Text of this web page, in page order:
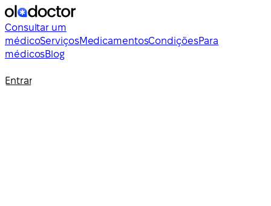
Consultar um
médicoServiçosMedicamentosCondiçõesPara
médicosBlog
Entrar